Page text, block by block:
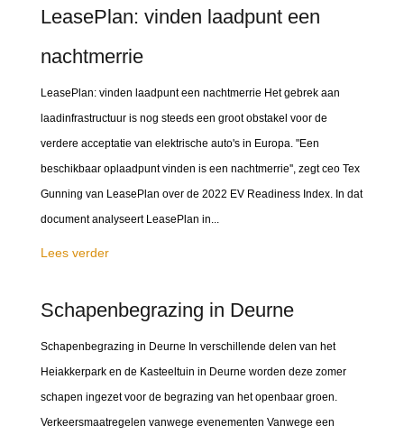
LeasePlan: vinden laadpunt een
nachtmerrie
LeasePlan: vinden laadpunt een nachtmerrie Het gebrek aan
laadinfrastructuur is nog steeds een groot obstakel voor de
verdere acceptatie van elektrische auto's in Europa. "Een
beschikbaar oplaadpunt vinden is een nachtmerrie'', zegt ceo Tex
Gunning van LeasePlan over de 2022 EV Readiness Index. In dat
document analyseert LeasePlan in...
Lees verder
Schapenbegrazing in Deurne
Schapenbegrazing in Deurne In verschillende delen van het
Heiakkerpark en de Kasteeltuin in Deurne worden deze zomer
schapen ingezet voor de begrazing van het openbaar groen.
Verkeersmaatregelen vanwege evenementen Vanwege een